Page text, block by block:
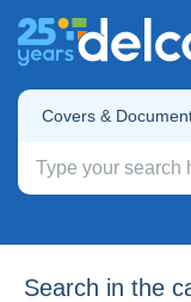
Covers &
Search in the